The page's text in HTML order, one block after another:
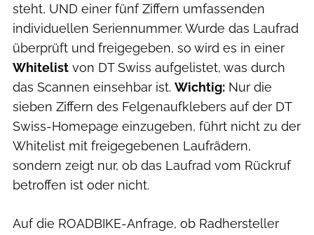
steht, UND einer fünf Ziffern umfassenden
individuellen Seriennummer. Wurde das Laufrad
überprüft und freigegeben, so wird es in einer
Whitelist von DT Swiss aufgelistet, was durch
das Scannen einsehbar ist. Wichtig: Nur die
sieben Ziffern des Felgenaufklebers auf der DT
Swiss-Homepage einzugeben, führt nicht zu der
Whitelist mit freigegebenen Laufrädern,
sondern zeigt nur, ob das Laufrad vom Rückruf
betroffen ist oder nicht.
Auf die ROADBIKE-Anfrage, ob Radhersteller